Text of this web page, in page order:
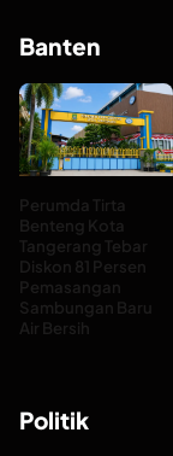
Banten
Perumda Tirta
Benteng Kota
Tangerang Tebar
Diskon 81 Persen
Pemasangan
Sambungan Baru
Air Bersih
Politik